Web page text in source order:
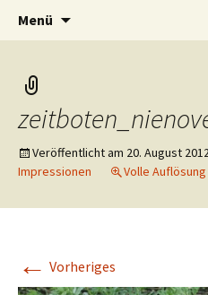
Zeitbotenblog
Das weblog der
Menü
Veröffentlicht am 20. August
Impressionen
Volle Auflösung
← Vorheriges